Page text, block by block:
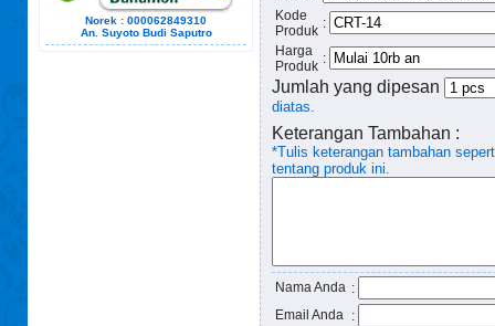
Norek : 000062849310
An. Suyoto Budi Saputro
Kode
Produk :
Harga
Produk :
Jumlah yang dipesan
diatas.
Keterangan Tambahan :
*Tulis keterangan tambahan
tentang produk ini.
Nama Anda :
Email Anda
: